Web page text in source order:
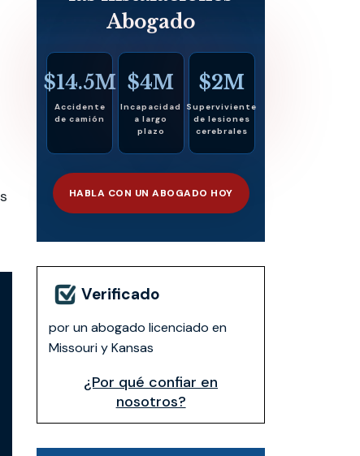
Abogado
$14.5M
Accidente
de camión
$4M
Incapacidad
a largo
plazo
$2M
Superviviente
de lesiones
cerebrales
HABLA CON UN ABOGADO HOY
Verificado
por un abogado licenciado en
Missouri y Kansas
¿Por qué confiar en
nosotros?